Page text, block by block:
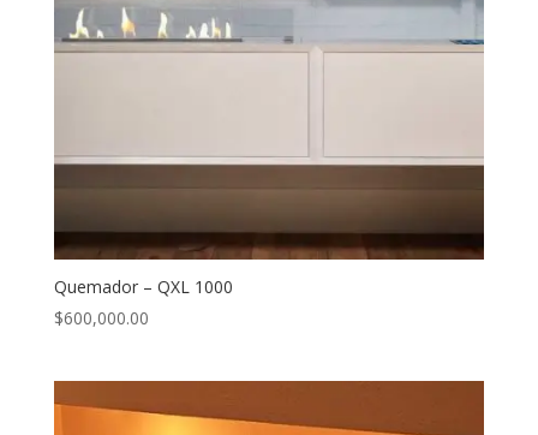
Quemador – QXL 1000
$600,000.00